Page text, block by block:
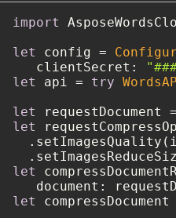
import
let
config =
   clientSecret:
let
api = try
let
requestDocument =
let
let
let
compressDocument